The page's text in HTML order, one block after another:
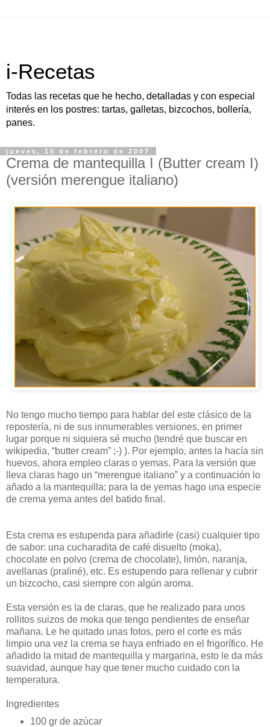
i-Recetas
Todas las recetas que he hecho, detalladas y con especial
interés en los postres: tartas, galletas, bizcochos, bollería,
panes.
jueves, 15 de febrero de 2007
Crema de mantequilla I (Butter cream I)
(versión merengue italiano)
No tengo mucho tiempo para hablar del este clásico de la
repostería, ni de sus innumerables versiones, en primer
lugar porque ni siquiera sé mucho (tendré que buscar en
wikipedia, “butter cream” ;-) ). Por ejemplo, antes la hacía sin
huevos, ahora empleo claras o yemas. Para la versión que
lleva claras hago un “merengue italiano” y a continuación lo
añado a la mantequilla; para la de yemas hago una especie
de crema yema antes del batido final.
Esta crema es estupenda para añadirle (casi) cualquier tipo
de sabor: una cucharadita de café disuelto (moka),
chocolate en polvo (crema de chocolate), limón, naranja,
avellanas (praliné), etc. Es estupendo para rellenar y cubrir
un bizcocho, casi siempre con algún aroma.
Esta versión es la de claras, que he realizado para unos
rollitos suizos de moka que tengo pendientes de enseñar
mañana. Le he quitado unas fotos, pero el corte es más
limpio una vez la crema se haya enfriado en el frigorífico. He
añadido la mitad de mantequilla y margarina, esto le da más
suavidad, aunque hay que tener mucho cuidado con la
temperatura.
Ingredientes
100 gr de azúcar